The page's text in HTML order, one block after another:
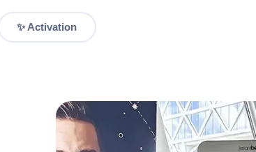
✨ Activation